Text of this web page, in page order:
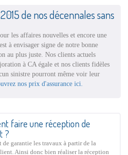
de nos décennales sans
les affaires nouvelles et encore une
à envisager signe de notre bonne
au plus juste. Nos clients actuels
à CA égale et nos clients fidèles
sinistre pourront même voir leur
nos prix d'assurance ici.
faire une réception de
?
de garantie les travaux à partir de la
Ainsi donc bien réaliser la réception